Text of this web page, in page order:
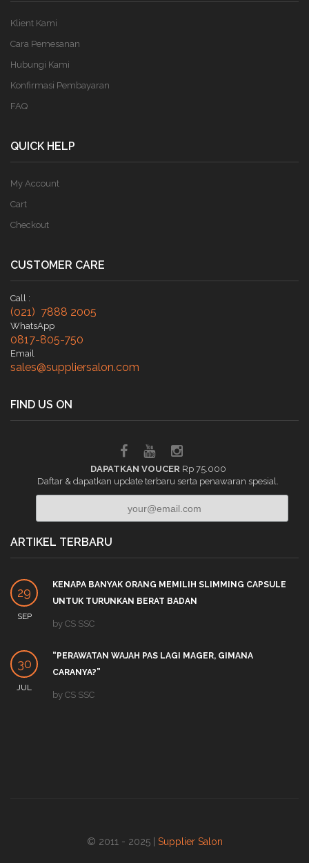
Klient Kami
Cara Pemesanan
Hubungi Kami
Konfirmasi Pembayaran
FAQ
QUICK HELP
My Account
Cart
Checkout
CUSTOMER CARE
Call :
(021) 7888 2005
WhatsApp
0817-805-750
Email
sales@suppliersalon.com
FIND US ON
DAPATKAN VOUCER Rp 75.000
Daftar & dapatkan update terbaru serta penawaran spesial.
ARTIKEL TERBARU
29
SEP
KENAPA BANYAK ORANG MEMILIH SLIMMING CAPSULE
UNTUK TURUNKAN BERAT BADAN
by CS SSC
30
JUL
“PERAWATAN WAJAH PAS LAGI MAGER, GIMANA
CARANYA?”
by CS SSC
© 2011 - 2025 | Supplier Salon